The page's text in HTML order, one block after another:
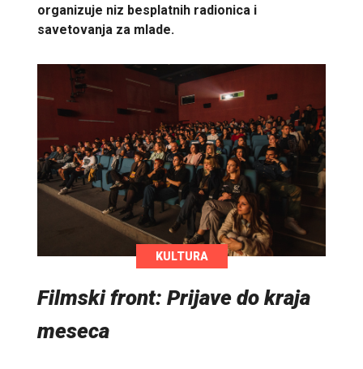
organizuje niz besplatnih radionica i
savetovanja za mlade.
KULTURA
Filmski front: Prijave do kraja
meseca